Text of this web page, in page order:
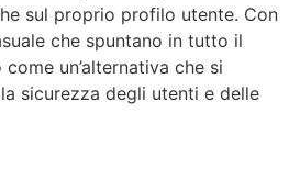
sul proprio profilo utente. Con
che spuntano in tutto il
un’alternativa che si
sicurezza degli utenti e delle